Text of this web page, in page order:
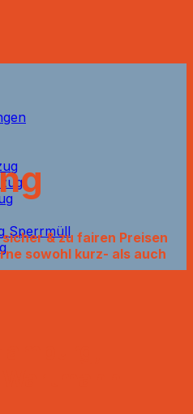
Sperrmüll& zu fairen Preisen
sowohl kurz- als auch